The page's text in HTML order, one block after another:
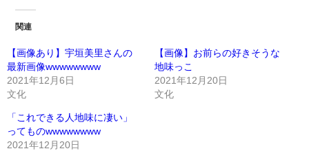
関連
【画像あり】宇垣美里さんの
最新画像wwwwwwww
2021年12月6日
文化
【画像】お前らの好きそうな
地味っこ
2021年12月20日
文化
「これできる人地味に凄い」
ってものwwwwwwww
2021年12月20日